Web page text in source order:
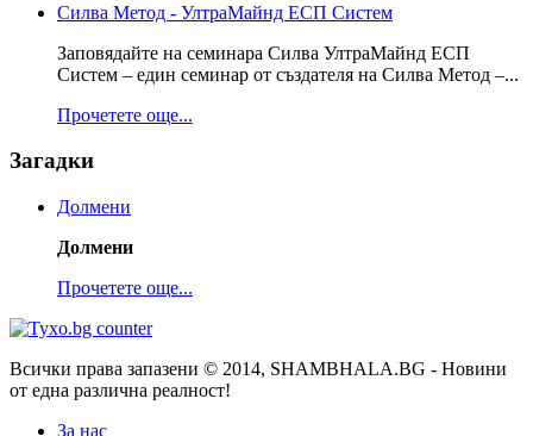
Силва Метод - УлтраМайнд ЕСП Систем
Заповядайте на семинара Силва УлтраМайнд ЕСП
Систем – един семинар от създателя на Силва Метод –...
Прочетете още...
Загадки
Долмени
Долмени
Прочетете още...
Всички права запазени © 2014, SHAMBHALA.BG - Новини
от една различна реалност!
За нас